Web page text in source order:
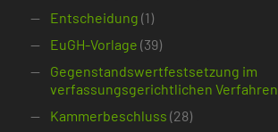
Entscheidung (1)
EuGH-Vorlage (39)
Gegenstandswertfestsetzung im
verfassungsgerichtlichen Verfahren
Kammerbeschluss (28)